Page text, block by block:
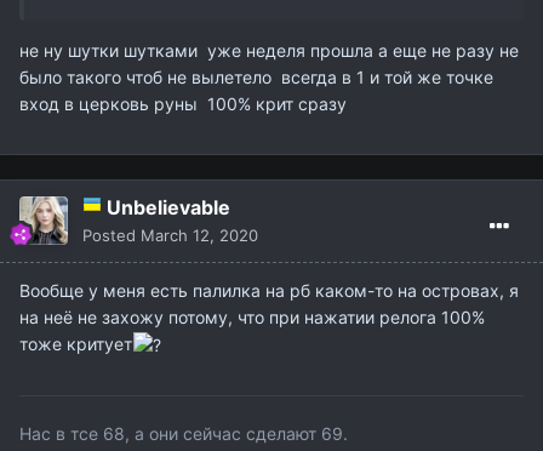
не ну шутки шутками уже неделя прошла а еще не разу не
было такого чтоб не вылетело всегда в 1 и той же точке
вход в церковь руны 100% крит сразу
Unbelievable
Posted March 12, 2020
Вообще у меня есть палилка на рб каком-то на островах, я
на неё не захожу потому, что при нажатии релога 100%
тоже критует
Нас в тсе 68, а они сейчас сделают 69.